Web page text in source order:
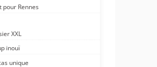
pour Rennes
XXL
inouï
unique